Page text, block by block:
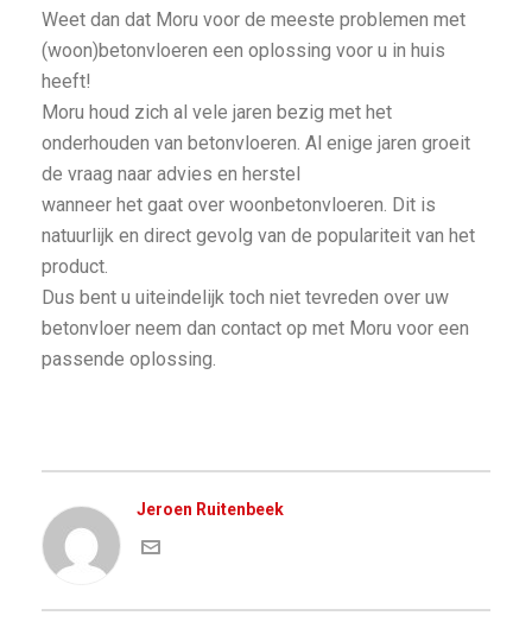
Weet dan dat Moru voor de meeste problemen met
(woon)betonvloeren een oplossing voor u in huis
heeft!
Moru houd zich al vele jaren bezig met het
onderhouden van betonvloeren. Al enige jaren groeit
de vraag naar advies en herstel
wanneer het gaat over woonbetonvloeren. Dit is
natuurlijk en direct gevolg van de populariteit van het
product.
Dus bent u uiteindelijk toch niet tevreden over uw
betonvloer neem dan contact op met Moru voor een
passende oplossing.
Jeroen Ruitenbeek